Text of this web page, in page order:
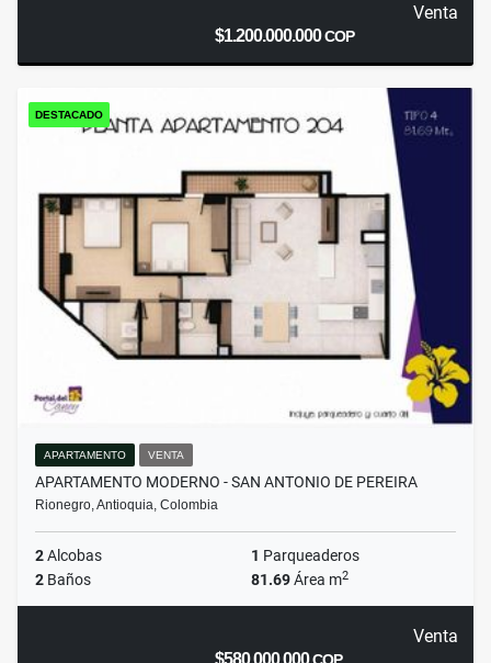
Venta
$1.200.000.000COP
DESTACADO
APARTAMENTO VENTA
APARTAMENTO MODERNO - SAN ANTONIO DE PEREIRA
Rionegro, Antioquia, Colombia
2Alcobas 1 Parqueaderos
2 Baños 81.69Área m2
Venta